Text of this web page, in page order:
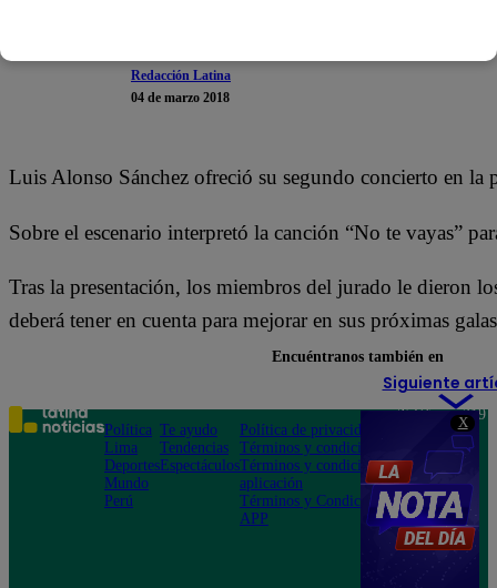
X
Redacción Latina
04 de marzo 2018
Luis Alonso Sánchez ofreció su segundo concierto en la
Sobre el escenario interpretó la canción “No te vayas”
Tras la presentación, los miembros del jurado le dieron
deberá tener en cuenta para mejorar en sus próximas
Siguiente
Encuéntranos también en
Política
Lima
Deportes
Mundo
Perú
Te ayudo
Tendencias
Espectáculos
Política de privacidad
Términos y condiciones
Términos y condiciones
aplicación
Términos y Condiciones
APP
Teléfono: 219
Av. San
Felipe 968
Jesús María